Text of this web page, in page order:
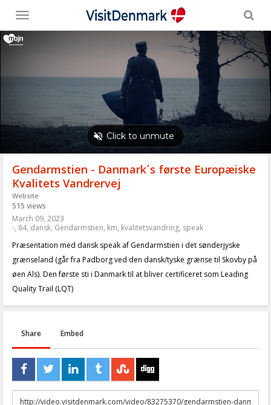
Toggle
menu
Gendarmstien - Danmark´s første Europæiske
Kvalitets Vandrervej
Website
515 views
March 09, 2023
-, 84, dansk, Gendarmstien, km, kvalitetsvandring, speak
Præsentation med dansk speak af Gendarmstien i det sønderjyske
grænseland (går fra Padborg ved den dansk/tyske grænse til Skovby på
øen Als). Den første sti i Danmark til at bliver certificeret som Leading
Quality Trail (LQT)
Share Embed
URL